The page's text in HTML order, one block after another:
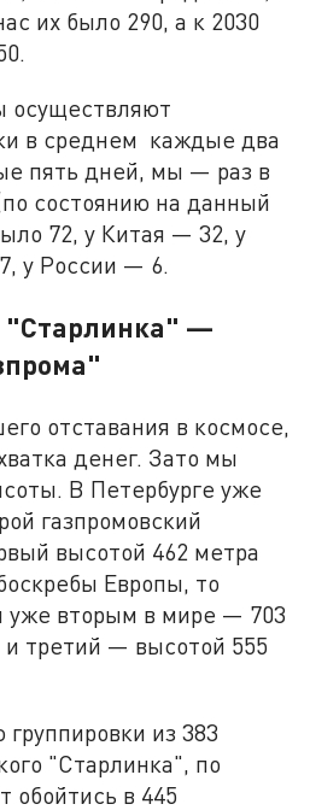
их было 290, а к 2030
осуществляют
в среднем каждые два
пять дней, мы — раз в
состоянию на данный
72, у Китая — 32, у
у России — 6.
"Старлинка" —
отставания в космосе,
денег. Зато мы
В Петербурге уже
газпромовский
высотой 462 метра
Европы, то
уже вторым в мире — 703
третий — высотой 555
из 383
"Старлинка", по
в 445